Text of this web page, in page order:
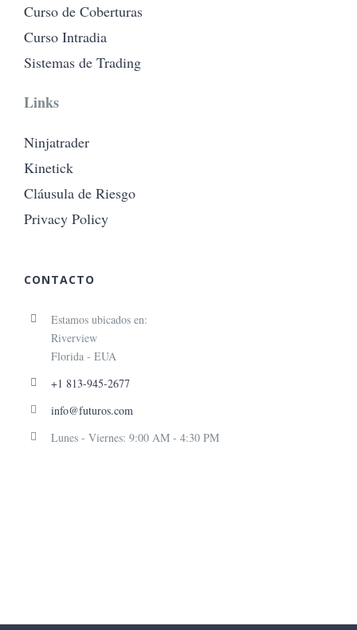
Curso de Coberturas
Curso Intradia
Sistemas de Trading
Links
Ninjatrader
Kinetick
Cláusula de Riesgo
Privacy Policy
CONTACTO
Estamos ubicados en:
Riverview
Florida - EUA
+1 813-945-2677
info@futuros.com
Lunes - Viernes: 9:00 AM - 4:30 PM